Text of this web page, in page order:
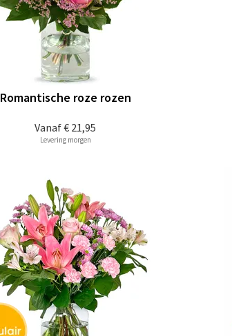
Vanaf€ 21,95
Romantische roze rozen
Levering morgen